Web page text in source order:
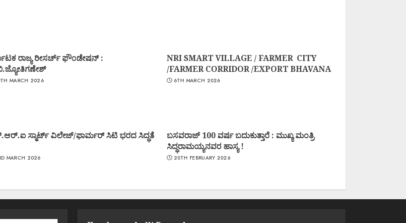
ರಾಜ್ಯ ರೀಸರ್ಚ್ ಫೌಂಡೇಷನ್ :
MARCH 2026
NRI SMART VILLAGE / FARMER CITY
/FARMER CORRIDOR /EXPORT BHAVANA
6TH MARCH 2026
ಸ್ಮಾರ್ಟ್ ವಿಲೇಜ್/ಫಾರ್ಮರ್ ಸಿಟಿ ಭರದ ಸಿದ್ಧತೆ
MARCH 2026
ಬಸವರಾಜ್ 100 ವರ್ಷ ಬದುಕುತ್ತಾರೆ : ಮುಖ್ಯ ಮಂತ್ರಿ
ಸಿದ್ಧರಾಮಯ್ಯನವರ ಹಾಸ್ಯ !
20TH FEBRUARY 2026